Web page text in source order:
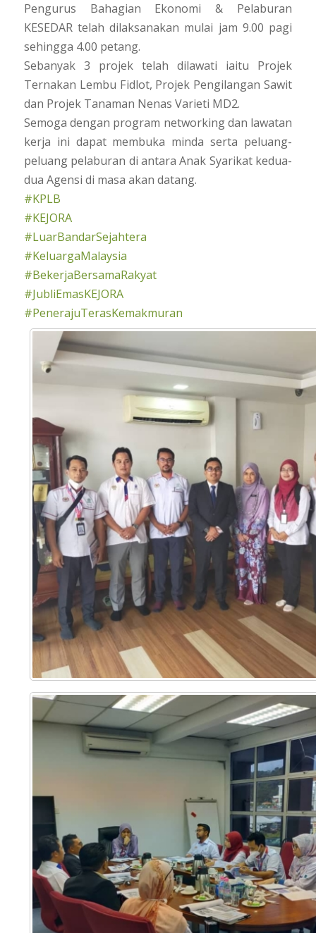
Pengurus Bahagian Ekonomi & Pelaburan
KESEDAR telah dilaksanakan mulai jam 9.00 pagi
sehingga 4.00 petang.
Sebanyak 3 projek telah dilawati iaitu Projek
Ternakan Lembu Fidlot, Projek Pengilangan Sawit
dan Projek Tanaman Nenas Varieti MD2.
Semoga dengan program networking dan lawatan
kerja ini dapat membuka minda serta peluang-
peluang pelaburan di antara Anak Syarikat kedua-
dua Agensi di masa akan datang.
#KPLB
#KEJORA
#LuarBandarSejahtera
#KeluargaMalaysia
#BekerjaBersamaRakyat
#JubliEmasKEJORA
#PenerajuTerasKemakmuran